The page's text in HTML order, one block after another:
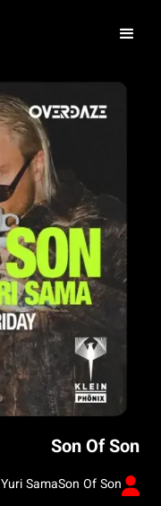
Son Of Son
Son Of Son
Yuri Sama